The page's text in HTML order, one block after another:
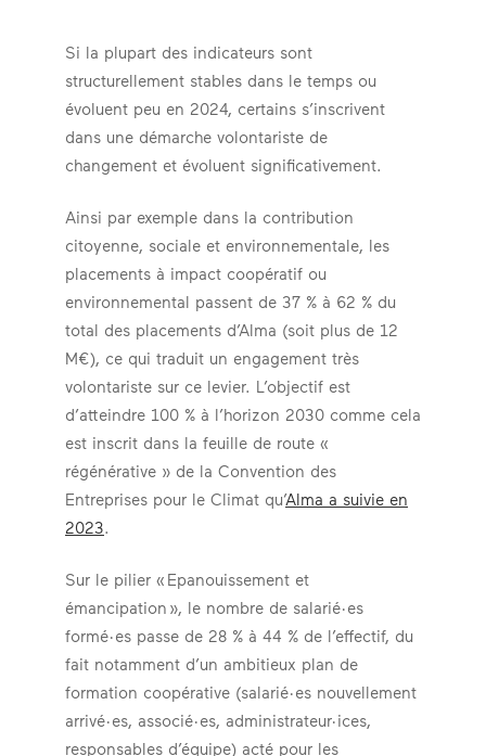
Si la plupart des indicateurs sont
structurellement stables dans le temps ou
évoluent peu en 2024, certains s’inscrivent
dans une démarche volontariste de
changement et évoluent significativement.
Ainsi par exemple dans la contribution
citoyenne, sociale et environnementale, les
placements à impact coopératif ou
environnemental passent de 37 % à 62 % du
total des placements d’Alma (soit plus de 12
M€), ce qui traduit un engagement très
volontariste sur ce levier. L’objectif est
d’atteindre 100 % à l’horizon 2030 comme cela
est inscrit dans la feuille de route «
régénérative » de la Convention des
Entreprises pour le Climat qu’Alma a suivie en
2023.
Sur le pilier « Epanouissement et
émancipation », le nombre de salarié·es
formé·es passe de 28 % à 44 % de l’effectif, du
fait notamment d’un ambitieux plan de
formation coopérative (salarié·es nouvellement
arrivé·es, associé·es, administrateur·ices,
responsables d’équipe) acté pour les